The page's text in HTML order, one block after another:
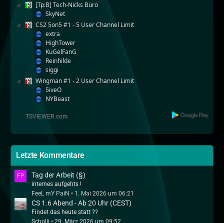
[Tp:B] Tech-Nicks Büro
SkyNet
CS2 5on5 #1 - 5 User Channel Limit
extra
HighTower
KuGelFanG
Reinhilde
siggi
Wingman #1 - 2 User Channel Limit
5iveO
NYBeast
Letzte Kommentare
Tag der Arbeit (§)
internes aufgehts !
FeeL mY PaiN
1. Mai 2026 um 06:21
CS 1.6 Abend - Ab 20 Uhr (CEST)
Findet das heute statt ??
Scholli
29. März 2026 um 09:52